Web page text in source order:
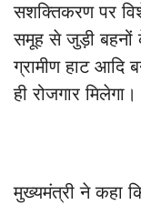
सशक्तिकरण पर
समूह से जुड़ी बहनों
ग्रामीण हाट आदि
ही रोजगार मिलेगा।
मुख्यमंत्री ने कहा